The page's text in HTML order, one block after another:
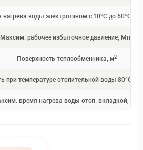
нагрева воды электротэном с 10°C до 60°C,
Максим. рабочее избыточное давление, Мпа
Поверхность теплообменника, м2
при температуре отопительной воды 80°C и
время нагрева воды отоп. вкладкой, мин